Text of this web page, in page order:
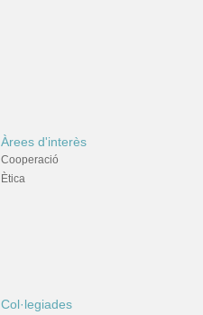
Àrees d'interès
Cooperació
Ètica
Col·legiades